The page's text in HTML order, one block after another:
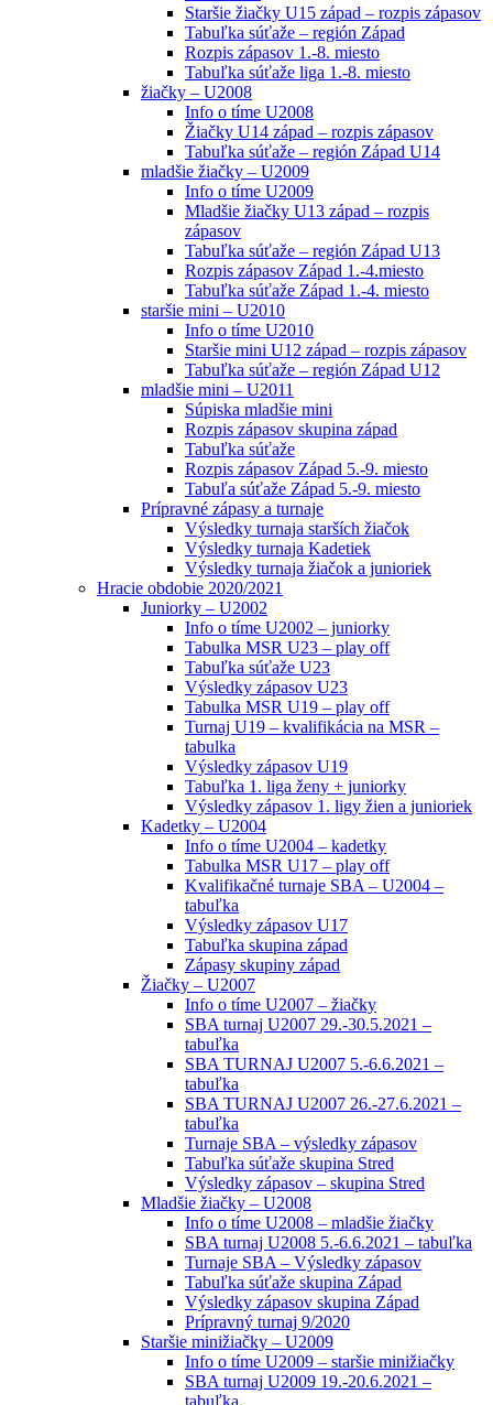
Staršie žiačky U15 západ – rozpis zápasov
Tabuľka súťaže – región Západ
Rozpis zápasov 1.-8. miesto
Tabuľka súťaže liga 1.-8. miesto
žiačky – U2008
Info o tíme U2008
Žiačky U14 západ – rozpis zápasov
Tabuľka súťaže – región Západ U14
mladšie žiačky – U2009
Info o tíme U2009
Mladšie žiačky U13 západ – rozpis
zápasov
Tabuľka súťaže – región Západ U13
Rozpis zápasov Západ 1.-4.miesto
Tabuľka súťaže Západ 1.-4. miesto
staršie mini – U2010
Info o tíme U2010
Staršie mini U12 západ – rozpis zápasov
Tabuľka súťaže – región Západ U12
mladšie mini – U2011
Súpiska mladšie mini
Rozpis zápasov skupina západ
Tabuľka súťaže
Rozpis zápasov Západ 5.-9. miesto
Tabuľa súťaže Západ 5.-9. miesto
Prípravné zápasy a turnaje
Výsledky turnaja starších žiačok
Výsledky turnaja Kadetiek
Výsledky turnaja žiačok a junioriek
Hracie obdobie 2020/2021
Juniorky – U2002
Info o tíme U2002 – juniorky
Tabulka MSR U23 – play off
Tabuľka súťaže U23
Výsledky zápasov U23
Tabulka MSR U19 – play off
Turnaj U19 – kvalifikácia na MSR –
tabulka
Výsledky zápasov U19
Tabuľka 1. liga ženy + juniorky
Výsledky zápasov 1. ligy žien a junioriek
Kadetky – U2004
Info o tíme U2004 – kadetky
Tabulka MSR U17 – play off
Kvalifikačné turnaje SBA – U2004 –
tabuľka
Výsledky zápasov U17
Tabuľka skupina západ
Zápasy skupiny západ
Žiačky – U2007
Info o tíme U2007 – žiačky
SBA turnaj U2007 29.-30.5.2021 –
tabuľka
SBA TURNAJ U2007 5.-6.6.2021 –
tabuľka
SBA TURNAJ U2007 26.-27.6.2021 –
tabuľka
Turnaje SBA – výsledky zápasov
Tabuľka súťaže skupina Stred
Výsledky zápasov – skupina Stred
Mladšie žiačky – U2008
Info o tíme U2008 – mladšie žiačky
SBA turnaj U2008 5.-6.6.2021 – tabuľka
Turnaje SBA – Výsledky zápasov
Tabuľka súťaže skupina Západ
Výsledky zápasov skupina Západ
Prípravný turnaj 9/2020
Staršie minižiačky – U2009
Info o tíme U2009 – staršie minižiačky
SBA turnaj U2009 19.-20.6.2021 –
tabuľka